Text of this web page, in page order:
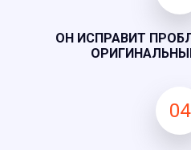
ОН ИСПРАВИТ
04